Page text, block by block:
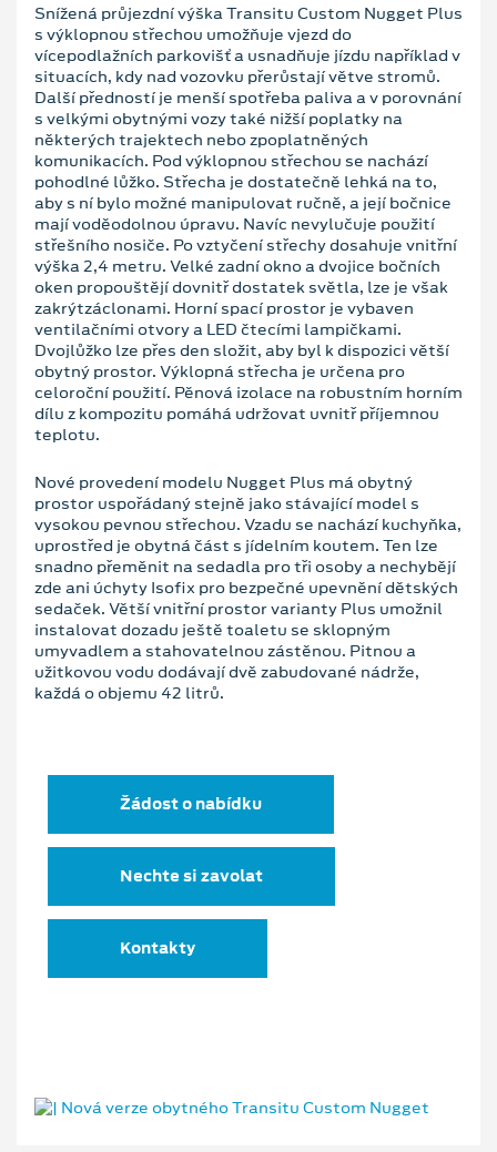
Snížená průjezdní výška Transitu Custom Nugget Plus
s výklopnou střechou umožňuje vjezd do
vícepodlažních parkovišť a usnadňuje jízdu například v
situacích, kdy nad vozovku přerůstají větve stromů.
Další předností je menší spotřeba paliva a v porovnání
s velkými obytnými vozy také nižší poplatky na
některých trajektech nebo zpoplatněných
komunikacích. Pod výklopnou střechou se nachází
pohodlné lůžko. Střecha je dostatečně lehká na to,
aby s ní bylo možné manipulovat ručně, a její bočnice
mají voděodolnou úpravu. Navíc nevylučuje použití
střešního nosiče. Po vztyčení střechy dosahuje vnitřní
výška 2,4 metru. Velké zadní okno a dvojice bočních
oken propouštějí dovnitř dostatek světla, lze je však
zakrýtzáclonami. Horní spací prostor je vybaven
ventilačními otvory a LED čtecími lampičkami.
Dvojlůžko lze přes den složit, aby byl k dispozici větší
obytný prostor. Výklopná střecha je určena pro
celoroční použití. Pěnová izolace na robustním horním
dílu z kompozitu pomáhá udržovat uvnitř příjemnou
teplotu.
Nové provedení modelu Nugget Plus má obytný
prostor uspořádaný stejně jako stávající model s
vysokou pevnou střechou. Vzadu se nachází kuchyňka,
uprostřed je obytná část s jídelním koutem. Ten lze
snadno přeměnit na sedadla pro tři osoby a nechybějí
zde ani úchyty Isofix pro bezpečné upevnění dětských
sedaček. Větší vnitřní prostor varianty Plus umožnil
instalovat dozadu ještě toaletu se sklopným
umyvadlem a stahovatelnou zástěnou. Pitnou a
užitkovou vodu dodávají dvě zabudované nádrže,
každá o objemu 42 litrů.
Žádost o nabídku
Nechte si zavolat
Kontakty